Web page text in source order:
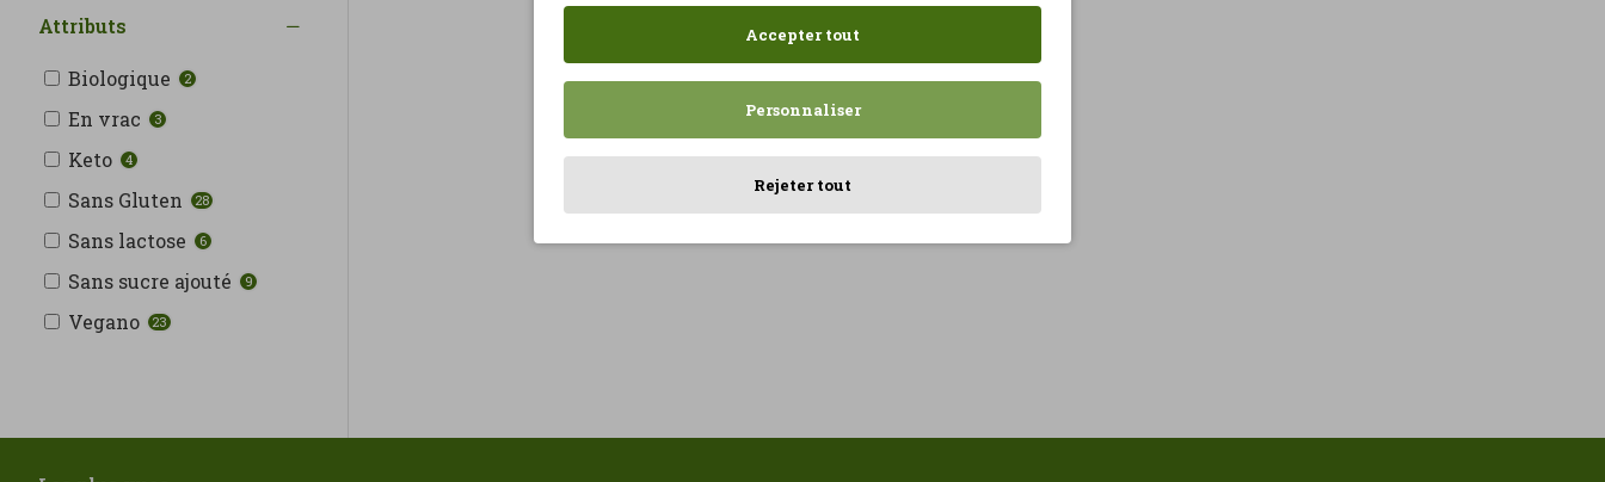
CBD
Protéines et acides
aminés
Be Levels
Attributs
Biologique 2
En vrac 3
Keto 4
Sans Gluten 28
Sans lactose 6
Sans sucre ajouté 9
Vegano 23
Accepter tout
Personnaliser
Rejeter tout